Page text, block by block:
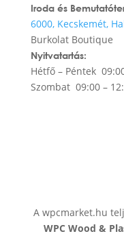
Iroda és
6000, Kecskemét,
Burkolat Boutique
Nyitvatartás:
Hétfő – Péntek
Szombat 09:00 –
A wpcmarket.hu
WPC Wood &